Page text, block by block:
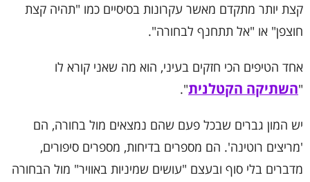
קצת יותר מתקדם מאשר עקרונות בסיסיים כמו "תהיה קצת
חוצפן" או "אל תתחנף לבחורה".
אחד הטיפים הכי חזקים בעיני, הוא מה שאני קורא לו
"השתיקה הקטלנית".
יש המון גברים שבכל פעם שהם נמצאים מול בחורה, הם
'מריצים רוטינה'. הם מספרים בדיחות, מספרים סיפורים,
מדברים בלי סוף ובעצם "עושים שמיניות באוויר" מול הבחורה